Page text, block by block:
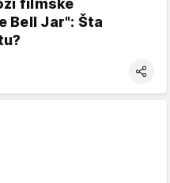
filmske
Bell Jar": Šta